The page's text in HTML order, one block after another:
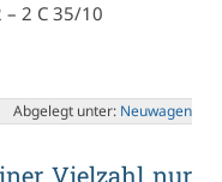
2 C 35/10
Ab­ge­legt un­ter: Neu­wa­gen
Viel­zahl nur